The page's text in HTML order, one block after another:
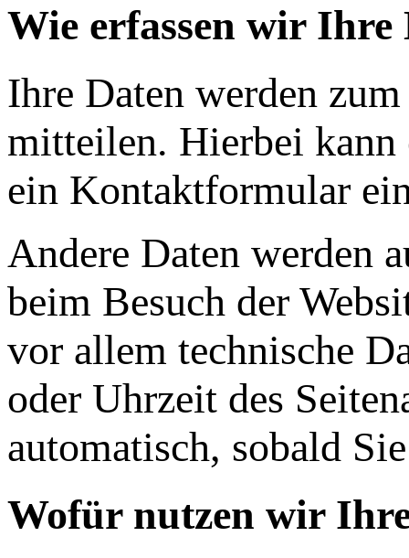
Wie erfassen wir Ihre
Ihre Daten werden
mitteilen. Hierbei kann
ein Kontaktformular
Andere Daten werden
beim Besuch der
vor allem technische
oder Uhrzeit des
automatisch, sobald
Wofür nutzen wir